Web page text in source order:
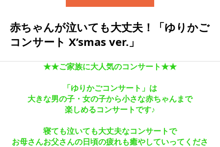
赤ちゃんが泣いても大丈夫！「ゆりかご
コンサート X’smas ver.」
★★ご家族に大人気のコンサート★★
「ゆりかごコンサート」は
大きな男の子・女の子から小さな赤ちゃんまで
楽しめるコンサートです♪
寝ても泣いても大丈夫なコンサートで
お母さんお父さんの日頃の疲れも癒やしていってくださ